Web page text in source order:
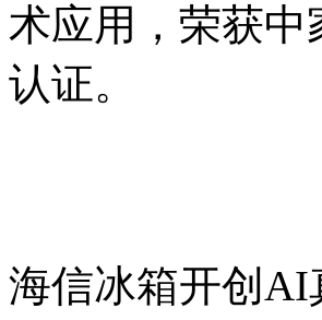
术应用，荣获中
认证。
海信冰箱开创AI